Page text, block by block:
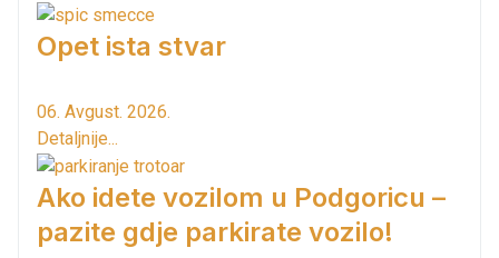
Opet ista stvar
06. Avgust. 2026.
Detaljnije...
Ako idete vozilom u Podgoricu –
pazite gdje parkirate vozilo!